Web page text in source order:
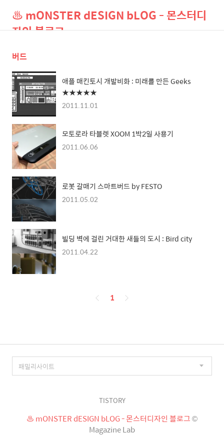
♨ mONSTER dESIGN bLOG - 몬스터디
자인 블로그
버드
애플 매킨토시 개발비화 : 미래를 만든 Geeks
★★★★★
2011.11.01
모토로라 타블렛 XOOM 1박2일 사용기
2011.06.06
로봇 갈매기 스마트버드 by FESTO
2011.05.02
빌딩 벽에 걸린 거대한 새들의 도시 : Bird city
2011.04.22
페
1
TISTORY
♨ mONSTER dESIGN bLOG - 몬스터디자인 블로그©
Magazine Lab